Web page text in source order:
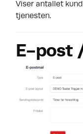
Viser antallet
tjenesten.
E-post